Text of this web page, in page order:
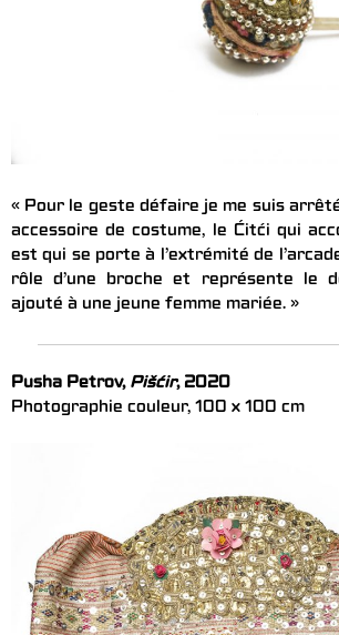
« Pour le geste défaire je me suis
accessoire de costume, le Ćitći qui
est qui se porte à l’extrémité de
rôle d’une broche et représente le
ajouté à une jeune femme mariée. »
Pusha Petrov, Pišćir, 2020
Photographie couleur, 100 x 100 cm